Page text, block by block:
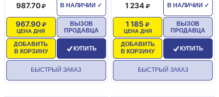
В НАЛИЧИИ ✓
987.70
ЦЕНА ДНЯ
967.90
ДОБАВИТЬ
В КОРЗИНУ
ВЫЗОВ
ПРОДАВЦА
КУПИТЬ
БЫСТРЫЙ ЗАКАЗ
В НАЛИЧИИ ✓
1 234
ЦЕНА ДНЯ
1 185
ДОБАВИТЬ
В КОРЗИНУ
ВЫЗОВ
ПРОДАВЦА
КУПИТЬ
БЫСТРЫЙ ЗАКАЗ